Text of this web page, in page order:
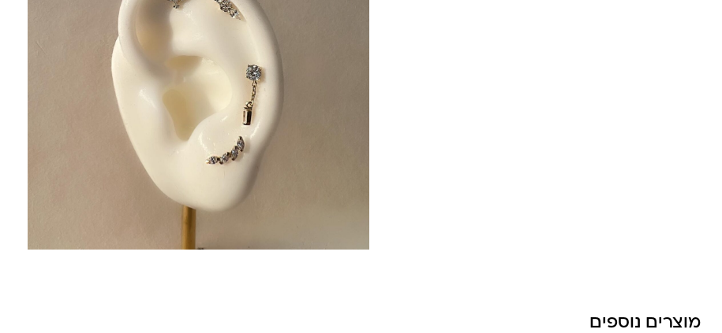
מוצרים נוספים